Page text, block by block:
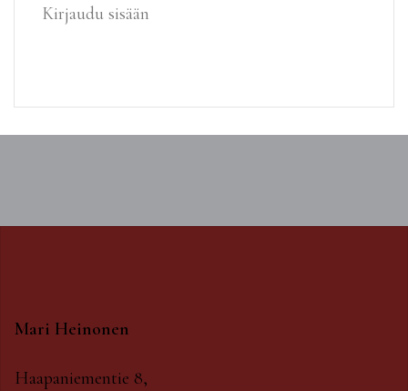
Kirjaudu sisään
Mari Heinonen
Haapaniementie 8,